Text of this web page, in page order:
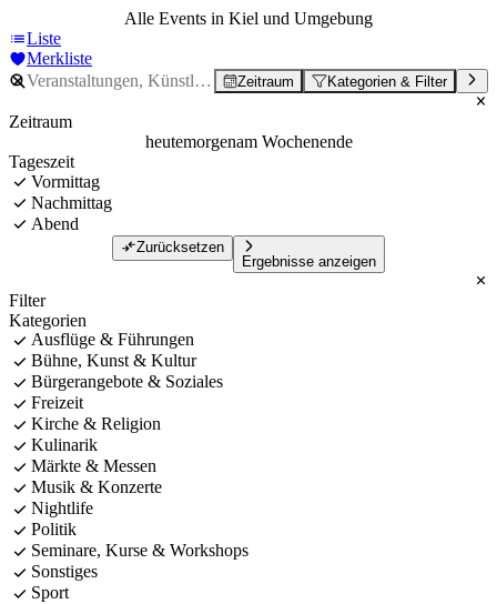
Alle Events in Kiel und Umgebung
Liste
Merkliste
Zeitraum Kategorien & Filter
Zeitraum
heutemorgenam Wochenende
Tageszeit
Vormittag
Nachmittag
Abend
Zurücksetzen
Ergebnisse anzeigen
Filter
Kategorien
Ausflüge & Führungen
Bühne, Kunst & Kultur
Bürgerangebote & Soziales
Freizeit
Kirche & Religion
Kulinarik
Märkte & Messen
Musik & Konzerte
Nightlife
Politik
Seminare, Kurse & Workshops
Sonstiges
Sport